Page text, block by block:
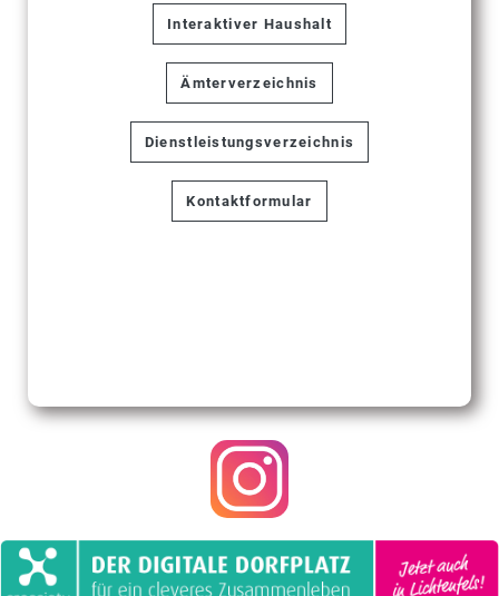
Interaktiver Haushalt
Ämterverzeichnis
Dienstleistungsverzeichnis
Kontaktformular